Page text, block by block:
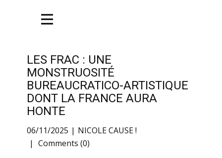
LES FRAC : UNE
MONSTRUOSITÉ
BUREAUCRATICO-ARTISTIQUE
DONT LA FRANCE AURA
HONTE
06/11/2025
NICOLE CAUSE !
Comments (0)